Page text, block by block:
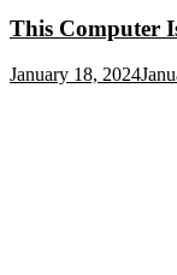
This Computer
January 18, 2024